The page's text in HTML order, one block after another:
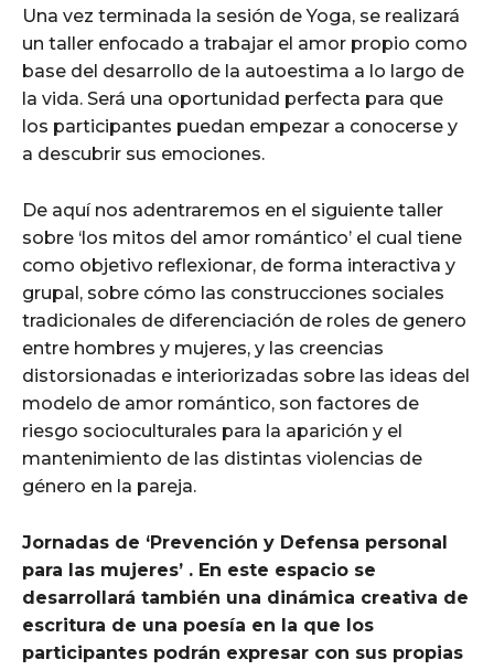
Una vez terminada la sesión de Yoga, se realizará
un taller enfocado a trabajar el amor propio como
base del desarrollo de la autoestima a lo largo de
la vida. Será una oportunidad perfecta para que
los participantes puedan empezar a conocerse y
a descubrir sus emociones.
De aquí nos adentraremos en el siguiente taller
sobre ‘los mitos del amor romántico’ el cual tiene
como objetivo reflexionar, de forma interactiva y
grupal, sobre cómo las construcciones sociales
tradicionales de diferenciación de roles de genero
entre hombres y mujeres, y las creencias
distorsionadas e interiorizadas sobre las ideas del
modelo de amor romántico, son factores de
riesgo socioculturales para la aparición y el
mantenimiento de las distintas violencias de
género en la pareja.
Jornadas de ‘Prevención y Defensa personal
para las mujeres’ . En este espacio se
desarrollará también una dinámica creativa de
escritura de una poesía en la que los
participantes podrán expresar con sus propias